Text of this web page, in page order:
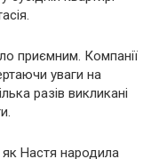
приємним. Компанії
уваги на
разів викликані
як Настя народила